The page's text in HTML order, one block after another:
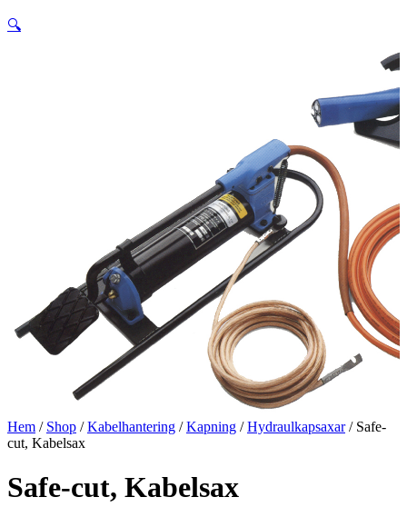
🔍
Hem / Shop /Kabelhantering /Kapning /Hydraulkapsaxar/ Safe-
cut, Kabelsax
Safe-cut, Kabelsax